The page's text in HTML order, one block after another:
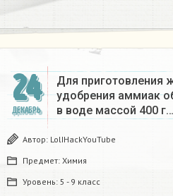
24
ДЕКАБРЬ
Для приготовления
удобрения аммиак
в воде массой 400 г…
Автор: LolIHackYouTube
Предмет: Химия
Уровень: 5 - 9 класс